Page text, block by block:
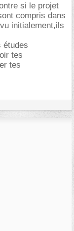
si le projet
compris dans
initialement,ils
études
tes
tes